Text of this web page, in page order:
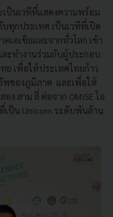
เป็นเวทีที่แสดงความพร้อม
ทุกประเทศ เป็นเวทีที่เปิด
เอเชียและจากทั่วโลก เข้า
ะทำงานร่วมกับผู้ประกอบ
ย เพื่อให้ประเทศไทยก้าว
พของภูมิภาค และเพื่อให้
ง สาม สี่ ต่อจาก OMISE โอ
เป็น Unicorn ระดับพันล้าน